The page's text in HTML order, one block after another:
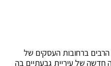
הרבים ברחובות העסקים של
חדשה של עיריית גבעתיים בה